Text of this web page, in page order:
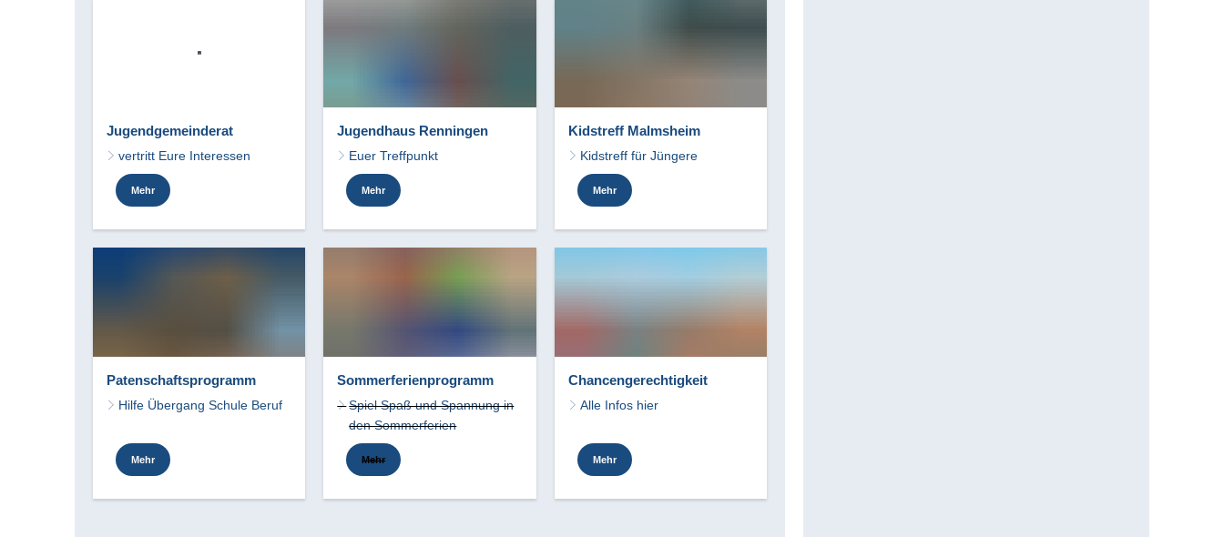
Jugendgemeinderat
vertritt Eure Interessen
Mehr
Jugendhaus Renningen
Euer Treffpunkt
Mehr
Kidstreff Malmsheim
Kidstreff für Jüngere
Mehr
Patenschaftsprogramm
Hilfe Übergang Schule Beruf
Mehr
Sommerferienprogramm
Spiel Spaß und Spannung in
den Sommerferien
Mehr
Chancengerechtigkeit
Alle Infos hier
Mehr